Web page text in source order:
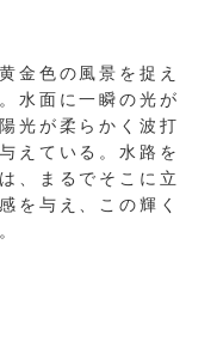
金色の風景を捉え
水面に一瞬の光が
光が柔らかく波打
えている。水路を
、まるでそこに立
を与え、この輝く